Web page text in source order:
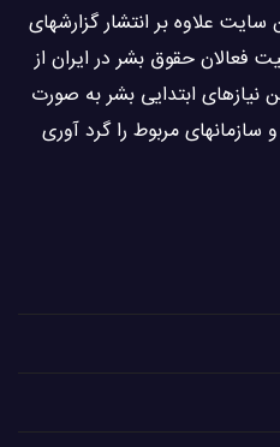
علاوه بر انتشار گزارشهای
حقوق بشر در ایران از
ابتدایی بشر به صورت
مربوط را گرد آوری